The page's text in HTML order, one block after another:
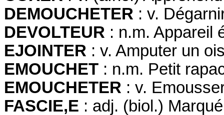
DEMOUCHETER : v.
DEVOLTEUR : n.m. Appareil
EJOINTER : v. Amputer un
EMOUCHET : n.m. Petit
EMOUCHETER : v.
FASCIE,E : adj. (biol.)